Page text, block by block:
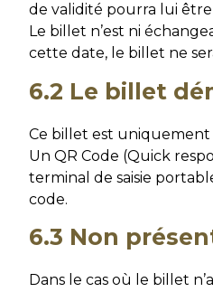
de validité pourra lui
Le billet n’est ni
cette date, le billet ne
6.2 Le billet
Ce billet est uniquement
Un QR Code (Quick
terminal de saisie
code.
6.3 Non
Dans le cas où le billet